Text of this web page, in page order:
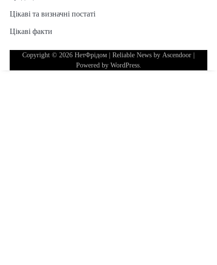
Цікаві та визначні постаті
Цікаві факти
Copyright © 2026 НетФрідом | Reliable News by Ascendoor
Powered by WordPress.